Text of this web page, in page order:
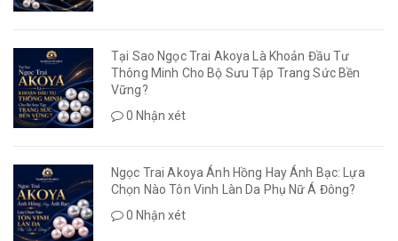
Tại Sao Ngọc Trai Akoya Là Khoản Đầu Tư
Thông Minh Cho Bộ Sưu Tập Trang Sức Bền
Vững?
0 Nhận xét
Ngọc Trai Akoya Ánh Hồng Hay Ánh Bạc: Lựa
Chọn Nào Tôn Vinh Làn Da Phụ Nữ Á Đông?
0 Nhận xét